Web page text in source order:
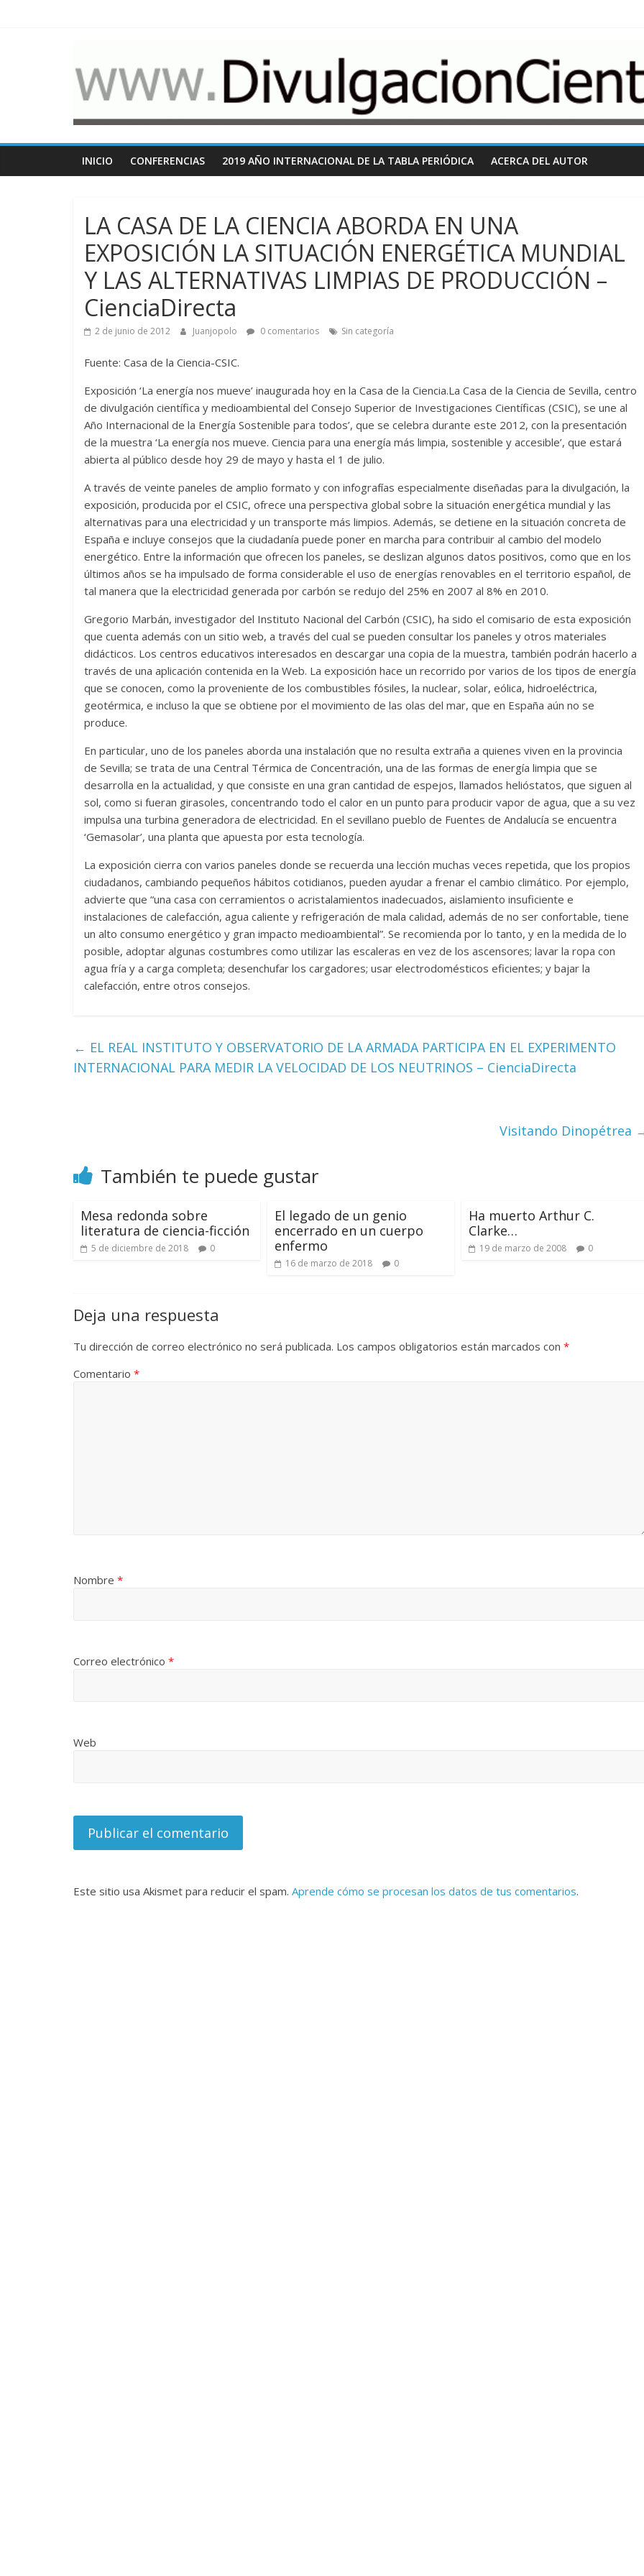
www.DivulgacionCientifica.com
Cosas
con
la
divulgación
de
INICIO CONFERENCIAS 2019 AÑO INTERNACIONAL DE LA TABLA PERIÓDICA ACERCA DEL AUTOR
LA CASA DE LA CIENCIA ABORDA EN UNA
EXPOSICIÓN LA SITUACIÓN ENERGÉTICA MUNDIAL
Y LAS ALTERNATIVAS LIMPIAS DE PRODUCCIÓN –
CienciaDirecta
2 de junio de 2012 Juanjopolo 0 comentarios Sin categoría
Fuente: Casa de la Ciencia-CSIC.
Exposición ‘La energía nos mueve’ inaugurada hoy en la Casa de la Ciencia.La Casa de la Ciencia de Sevilla, centro
de divulgación científica y medioambiental del Consejo Superior de Investigaciones Científicas (CSIC), se une al
Año Internacional de la Energía Sostenible para todos’, que se celebra durante este 2012, con la presentación
de la muestra ‘La energía nos mueve. Ciencia para una energía más limpia, sostenible y accesible’, que estará
abierta al público desde hoy 29 de mayo y hasta el 1 de julio.
A través de veinte paneles de amplio formato y con infografías especialmente diseñadas para la divulgación, la
exposición, producida por el CSIC, ofrece una perspectiva global sobre la situación energética mundial y las
alternativas para una electricidad y un transporte más limpios. Además, se detiene en la situación concreta de
España e incluye consejos que la ciudadanía puede poner en marcha para contribuir al cambio del modelo
energético. Entre la información que ofrecen los paneles, se deslizan algunos datos positivos, como que en los
últimos años se ha impulsado de forma considerable el uso de energías renovables en el territorio español, de
tal manera que la electricidad generada por carbón se redujo del 25% en 2007 al 8% en 2010.
Gregorio Marbán, investigador del Instituto Nacional del Carbón (CSIC), ha sido el comisario de esta exposición
que cuenta además con un sitio web, a través del cual se pueden consultar los paneles y otros materiales
didácticos. Los centros educativos interesados en descargar una copia de la muestra, también podrán hacerlo a
través de una aplicación contenida en la Web. La exposición hace un recorrido por varios de los tipos de energía
que se conocen, como la proveniente de los combustibles fósiles, la nuclear, solar, eólica, hidroeléctrica,
geotérmica, e incluso la que se obtiene por el movimiento de las olas del mar, que en España aún no se
produce.
En particular, uno de los paneles aborda una instalación que no resulta extraña a quienes viven en la provincia
de Sevilla; se trata de una Central Térmica de Concentración, una de las formas de energía limpia que se
desarrolla en la actualidad, y que consiste en una gran cantidad de espejos, llamados helióstatos, que siguen al
sol, como si fueran girasoles, concentrando todo el calor en un punto para producir vapor de agua, que a su vez
impulsa una turbina generadora de electricidad. En el sevillano pueblo de Fuentes de Andalucía se encuentra
‘Gemasolar’, una planta que apuesta por esta tecnología.
La exposición cierra con varios paneles donde se recuerda una lección muchas veces repetida, que los propios
ciudadanos, cambiando pequeños hábitos cotidianos, pueden ayudar a frenar el cambio climático. Por ejemplo,
advierte que “una casa con cerramientos o acristalamientos inadecuados, aislamiento insuficiente e
instalaciones de calefacción, agua caliente y refrigeración de mala calidad, además de no ser confortable, tiene
un alto consumo energético y gran impacto medioambiental”. Se recomienda por lo tanto, y en la medida de lo
posible, adoptar algunas costumbres como utilizar las escaleras en vez de los ascensores; lavar la ropa con
agua fría y a carga completa; desenchufar los cargadores; usar electrodomésticos eficientes; y bajar la
calefacción, entre otros consejos.
← EL REAL INSTITUTO Y OBSERVATORIO DE LA ARMADA PARTICIPA EN EL EXPERIMENTO
INTERNACIONAL PARA MEDIR LA VELOCIDAD DE LOS NEUTRINOS – CienciaDirecta
Visitando Dinopétrea
También te puede gustar
Mesa redonda sobre
literatura de ciencia-ficción
5 de diciembre de 2018 0
El legado de un genio
encerrado en un cuerpo
enfermo
16 de marzo de 2018 0
Ha muerto Arthur C.
Clarke…
19 de marzo de 2008 0
Deja una respuesta
Tu dirección de correo electrónico no será publicada. Los campos obligatorios están marcados con *
Comentario *
Nombre *
Correo electrónico *
Web
Este sitio usa Akismet para reducir el spam. Aprende cómo se procesan los datos de tus comentarios.